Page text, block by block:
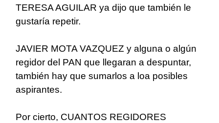
TERESA AGUILAR ya dijo que también le
gustaría repetir.
JAVIER MOTA VAZQUEZ y alguna o algún
regidor del PAN que llegaran a despuntar,
también hay que sumarlos a loa posibles
aspirantes.
Por cierto, CUANTOS REGIDORES